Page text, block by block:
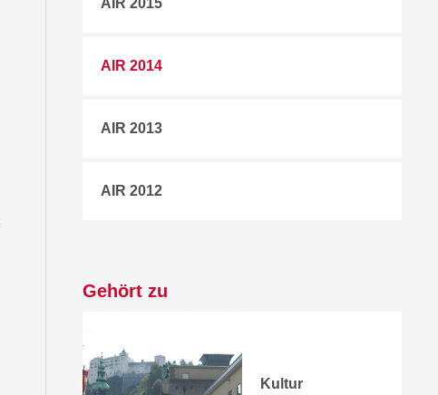
AIR 2015
AIR 2014
AIR 2013
AIR 2012
Gehört zu
Kultur